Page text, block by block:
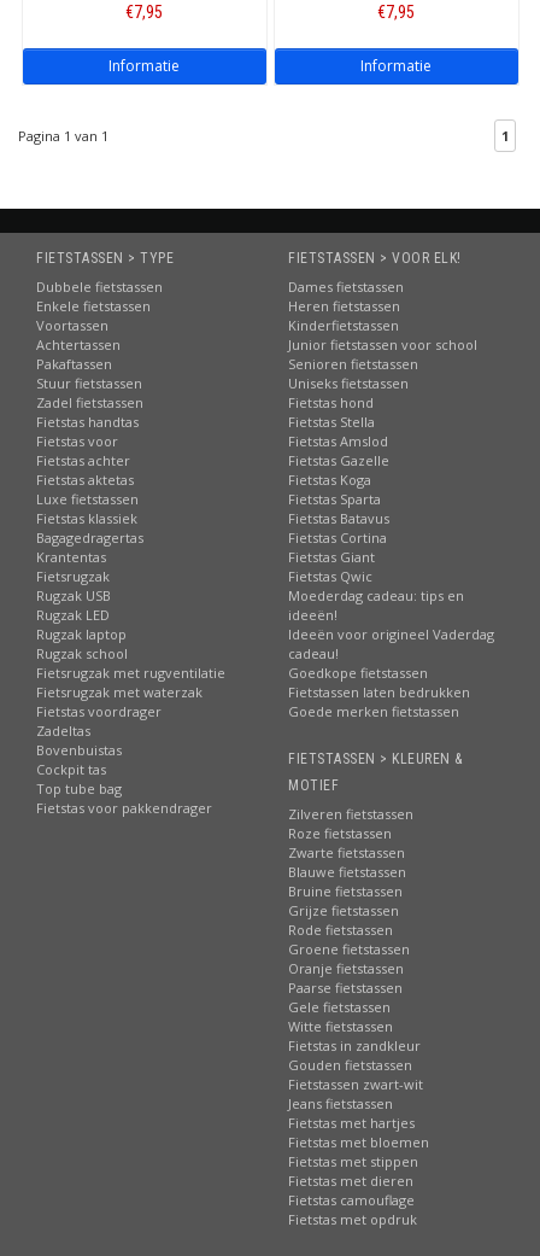
€7,95
Informatie
€7,95
Informatie
Pagina 1 van 1 1
FIETSTASSEN > TYPE
Dubbele fietstassen
Enkele fietstassen
Voortassen
Achtertassen
Pakaftassen
Stuur fietstassen
Zadel fietstassen
Fietstas handtas
Fietstas voor
Fietstas achter
Fietstas aktetas
Luxe fietstassen
Fietstas klassiek
Bagagedragertas
Krantentas
Fietsrugzak
Rugzak USB
Rugzak LED
Rugzak laptop
Rugzak school
Fietsrugzak met rugventilatie
Fietsrugzak met waterzak
Fietstas voordrager
Zadeltas
Bovenbuistas
Cockpit tas
Top tube bag
Fietstas voor pakkendrager
FIETSTASSEN > VOOR ELK!
Dames fietstassen
Heren fietstassen
Kinderfietstassen
Junior fietstassen voor school
Senioren fietstassen
Uniseks fietstassen
Fietstas hond
Fietstas Stella
Fietstas Amslod
Fietstas Gazelle
Fietstas Koga
Fietstas Sparta
Fietstas Batavus
Fietstas Cortina
Fietstas Giant
Fietstas Qwic
Moederdag cadeau: tips en
ideeën!
Ideeën voor origineel Vaderdag
cadeau!
Goedkope fietstassen
Fietstassen laten bedrukken
Goede merken fietstassen
FIETSTASSEN > KLEUREN &
MOTIEF
Zilveren fietstassen
Roze fietstassen
Zwarte fietstassen
Blauwe fietstassen
Bruine fietstassen
Grijze fietstassen
Rode fietstassen
Groene fietstassen
Oranje fietstassen
Paarse fietstassen
Gele fietstassen
Witte fietstassen
Fietstas in zandkleur
Gouden fietstassen
Fietstassen zwart-wit
Jeans fietstassen
Fietstas met hartjes
Fietstas met bloemen
Fietstas met stippen
Fietstas met dieren
Fietstas camouflage
Fietstas met opdruk